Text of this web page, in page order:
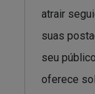
atrair
suas
seu
oferece